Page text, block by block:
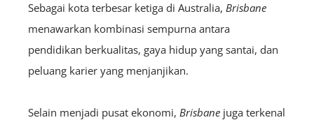
Sebagai kota terbesar ketiga di Australia, Brisbane
menawarkan kombinasi sempurna antara
pendidikan berkualitas, gaya hidup yang santai, dan
peluang karier yang menjanjikan.
Selain menjadi pusat ekonomi, Brisbane juga terkenal